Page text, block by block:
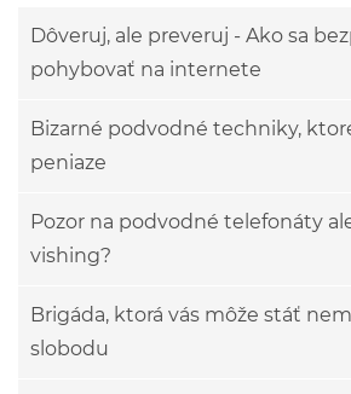
Dôveruj, ale preveruj - Ako sa
pohybovať na internete
Bizarné podvodné techniky,
peniaze
Pozor na podvodné telefonáty
vishing?
Brigáda, ktorá vás môže stáť
slobodu